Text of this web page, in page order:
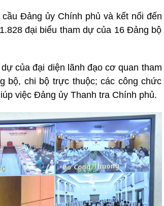
Đảng ủy Chính phủ và kết nối đến
đại biểu tham dự của 16 Đảng bộ
của đại diện lãnh đạo cơ quan tham
bộ, chi bộ trực thuộc; các công chức
việc Đảng ủy Thanh tra Chính phủ.